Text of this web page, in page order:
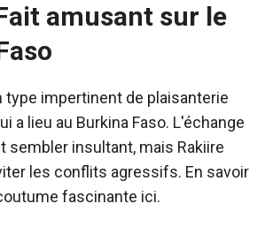
amusant sur le
type impertinent de plaisanterie
a lieu au Burkina Faso. L'échange
sembler insultant, mais Rakiire
les conflits agressifs. En savoir
fascinante ici.